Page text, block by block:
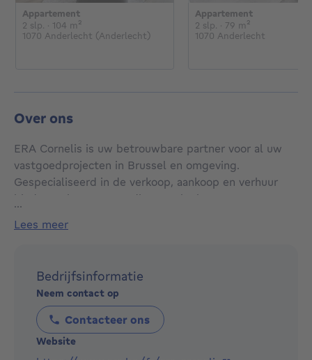
Appartement
€
2 slp. 2 slaapkamers
· 104 m²
1070 Anderlecht (Anderlecht)
Appartement
2 slp. 2 slaapkamers
· 79 m²
1070 Anderlecht
Over ons
ERA Cornelis is uw betrouwbare partner voor al uw
vastgoedprojecten in Brussel en omgeving.
Gespecialiseerd in de verkoop, aankoop en verhuur
biedt ons kantoor een dienstverlening op maat om
naar een appartement, een huis of een
expertise in wijken zoals Berchem-Sainte-Agathe,
Koekelberg, Ganshoren en Vorst, bieden wij u een
diepgaande kennis van de lokale markt om uw
slaagkansen te maximaliseren.
...
lees meer
Bedrijfsinformatie
Neem contact op
Contacteer ons
Website